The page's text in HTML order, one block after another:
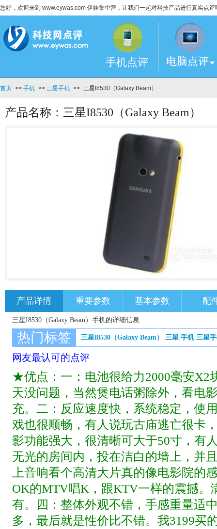
您好，欢迎来到 www.eywas.com 伊娃集中营，让我们一起对科技产品进行真实点评
手机点评 电脑点评
首页 >> 手机 >> 三星手机 >> 三星I8530（Galaxy Beam）
产品名称：三星I8530（Galaxy Beam）
产品详情 重要参数 基本参数 配
三星I8530（Galaxy Beam）手机的详细信息
热门标签 三星I8530（Galaxy Beam） 三星 手机 三星
网友最认可的点评
★优点：一：电池很给力2000毫安X2
天没问题，当然煲电话粥除外，看电
充。二：反应速度快，系统稳定，使
戏也很顺畅，有人说玩古庙逃亡很卡
影功能强大，很清晰可大于50寸，有
无光的房间内，投在洁白的墙上，并
上音响看个高清大片真的像电影院的
OK的MTV唱K，跟KTV一样的震撼。
有。四：整体外观不错，手感重量适
多，最后就是性价比不错。我3199买